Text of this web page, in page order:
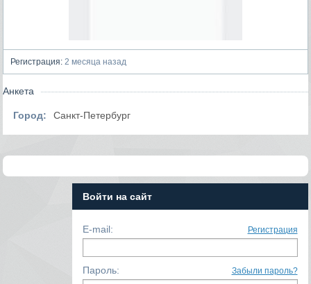
Регистрация: 2 месяца назад
Анкета
Город: Санкт-Петербург
Войти на сайт
E-mail: Регистрация
Пароль: Забыли пароль?